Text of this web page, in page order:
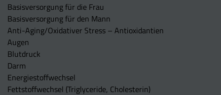
Basisversorgung für die Frau
Basisversorgung für den Mann
Anti-Aging/Oxidativer Stress – Antioxidantien
Augen
Blutdruck
Darm
Energiestoffwechsel
Fettstoffwechsel (Triglyceride, Cholesterin)